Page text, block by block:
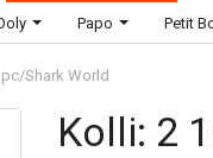
Papo Petit
Shark World
Kolli: 2